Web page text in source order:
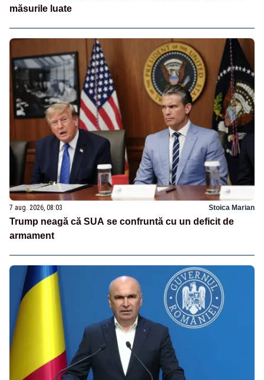
măsurile luate
7 aug. 2026, 08:03 Stoica Marian
Trump neagă că SUA se confruntă cu un deficit de
armament